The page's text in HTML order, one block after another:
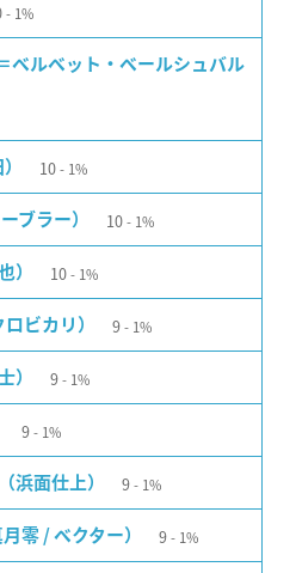
1%
ベルベット・ベールシュバル
10 1%
ブラー） 10 1%
） 10 1%
ビカリ） 9 1%
） 9 1%
9 1%
浜面仕上） 9 1%
零 / ベクター） 9 1%